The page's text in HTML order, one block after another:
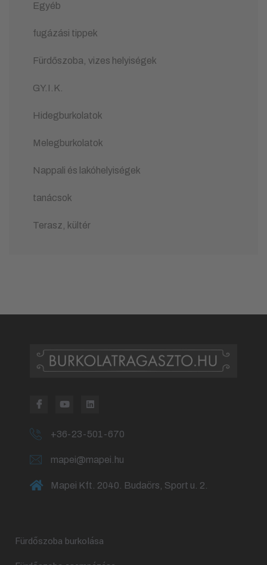
Egyéb
fugázási tippek
Fürdőszoba, vizes helyiségek
GY.I.K.
Hidegburkolatok
Melegburkolatok
Nappali és lakóhelyiségek
tanácsok
Terasz, kültér
+36-23-501-670
mapei@mapei.hu
Mapei Kft. 2040. Budaörs, Sport u. 2.
Fürdőszoba burkolása